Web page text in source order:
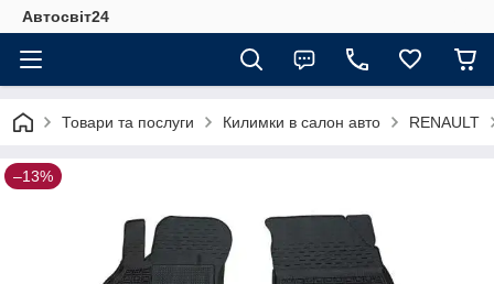
Автосвіт24
Товари та послуги Килимки в салон авто RENAULT
–13%